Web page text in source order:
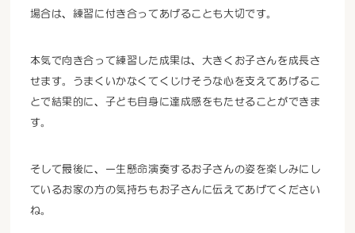
場合は、練習に付き合ってあげることも大切です。
本気で向き合って練習した成果は、大きくお子さんを成長さ
せます。うまくいかなくてくじけそうな心を支えてあげるこ
とで結果的に、子ども自身に達成感をもたせることができま
す。
そして最後に、一生懸命演奏するお子さんの姿を楽しみにし
ているお家の方の気持ちもお子さんに伝えてあげてください
ね。